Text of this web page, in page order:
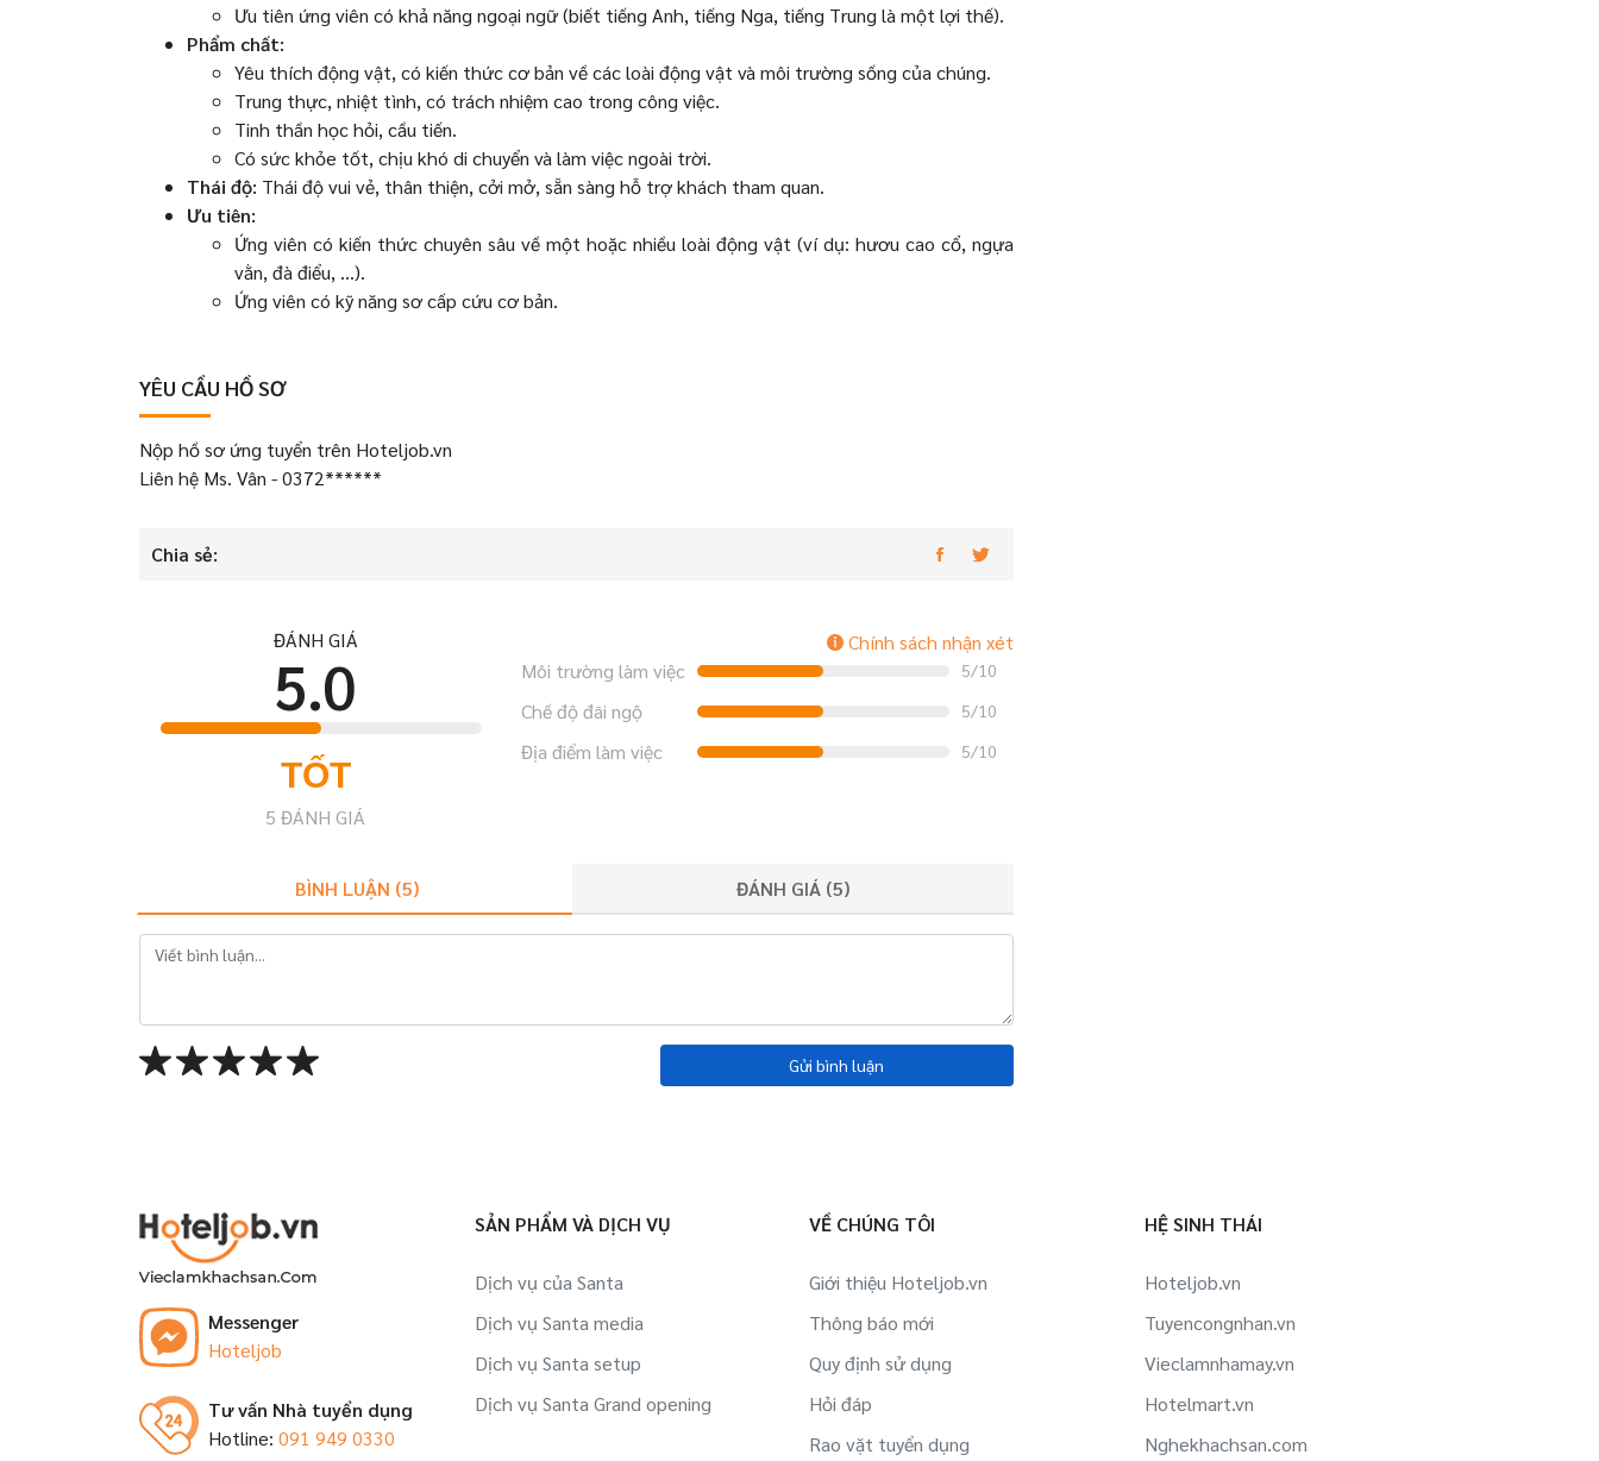
Ưu tiên ứng viên có khả năng ngoại ngữ (biết tiếng Anh, tiếng Nga, tiếng Trung là một lợi thế).
Phẩm chất:
Yêu thích động vật, có kiến thức cơ bản về các loài động vật và môi trường sống của chúng.
Trung thực, nhiệt tình, có trách nhiệm cao trong công việc.
Tinh thần học hỏi, cầu tiến.
Có sức khỏe tốt, chịu khó di chuyển và làm việc ngoài trời.
Thái độ: Thái độ vui vẻ, thân thiện, cởi mở, sẵn sàng hỗ trợ khách tham quan.
Ưu tiên:
Ứng viên có kiến thức chuyên sâu về một hoặc nhiều loài động vật (ví dụ: hươu cao cổ, ngựa
vằn, đà điểu, ...).
Ứng viên có kỹ năng sơ cấp cứu cơ bản.
YÊU CẦU HỒ SƠ
Nộp hồ sơ ứng tuyển trên Hoteljob.vn
Liên hệ Ms. Vân - 0372******
Chia sẻ:
ĐÁNH GIÁ
5.0
TỐT
5 ĐÁNH GIÁ
Chính sách nhận xét
Môi trường làm việc
5/10
Chế độ đãi ngộ 5/10
Địa điểm làm việc 5/10
BÌNH LUẬN (5) ĐÁNH GIÁ (5)
Gửi bình luận
Messenger
Hoteljob
Tư vấn Nhà tuyển dụng
Hotline: 091 949 0330
SẢN PHẨM VÀ DỊCH VỤ
Dịch vụ của Santa
Dịch vụ Santa media
Dịch vụ Santa setup
Dịch vụ Santa Grand opening
VỀ CHÚNG TÔI
Giới thiệu Hoteljob.vn
Thông báo mới
Quy định sử dụng
Hỏi đáp
Rao vặt tuyển dụng
HỆ SINH THÁI
Hoteljob.vn
Tuyencongnhan.vn
Vieclamnhamay.vn
Hotelmart.vn
Nghekhachsan.com